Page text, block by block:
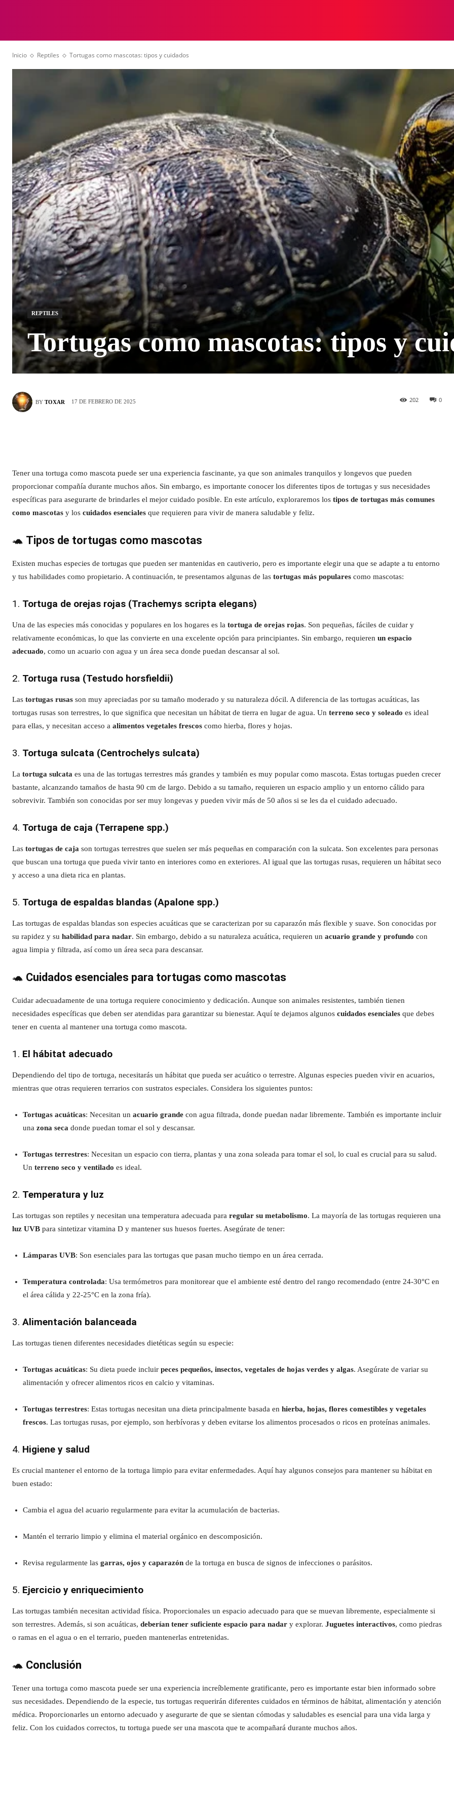
Inicio Reptiles Tortugas como mascotas: tipos y cuidados
REPTILES
Tortugas como mascotas: tipos y
BY TOXAR 17 DE FEBRERO DE 2025 0
202
Tener una tortuga como mascota puede ser una experiencia fascinante, ya que son animales tranquilos y longevos que pueden
proporcionar compañía durante muchos años. Sin embargo, es importante conocer los diferentes tipos de tortugas y sus necesidades
específicas para asegurarte de brindarles el mejor cuidado posible. En este artículo, exploraremos los tipos de tortugas más comunes
como mascotas y los cuidados esenciales que requieren para vivir de manera saludable y feliz.
🐢 Tipos de tortugas como mascotas
Existen muchas especies de tortugas que pueden ser mantenidas en cautiverio, pero es importante elegir una que se adapte a tu entorno
y tus habilidades como propietario. A continuación, te presentamos algunas de las tortugas más populares como mascotas:
1. Tortuga de orejas rojas (Trachemys scripta elegans)
Una de las especies más conocidas y populares en los hogares es la tortuga de orejas rojas. Son pequeñas, fáciles de cuidar y
relativamente económicas, lo que las convierte en una excelente opción para principiantes. Sin embargo, requieren un espacio
adecuado, como un acuario con agua y un área seca donde puedan descansar al sol.
2. Tortuga rusa (Testudo horsfieldii)
Las tortugas rusas son muy apreciadas por su tamaño moderado y su naturaleza dócil. A diferencia de las tortugas acuáticas, las
tortugas rusas son terrestres, lo que significa que necesitan un hábitat de tierra en lugar de agua. Un terreno seco y soleado es ideal
para ellas, y necesitan acceso a alimentos vegetales frescos como hierba, flores y hojas.
3. Tortuga sulcata (Centrochelys sulcata)
La tortuga sulcata es una de las tortugas terrestres más grandes y también es muy popular como mascota. Estas tortugas pueden crecer
bastante, alcanzando tamaños de hasta 90 cm de largo. Debido a su tamaño, requieren un espacio amplio y un entorno cálido para
sobrevivir. También son conocidas por ser muy longevas y pueden vivir más de 50 años si se les da el cuidado adecuado.
4. Tortuga de caja (Terrapene spp.)
Las tortugas de caja son tortugas terrestres que suelen ser más pequeñas en comparación con la sulcata. Son excelentes para personas
que buscan una tortuga que pueda vivir tanto en interiores como en exteriores. Al igual que las tortugas rusas, requieren un hábitat seco
y acceso a una dieta rica en plantas.
5. Tortuga de espaldas blandas (Apalone spp.)
Las tortugas de espaldas blandas son especies acuáticas que se caracterizan por su caparazón más flexible y suave. Son conocidas por
su rapidez y su habilidad para nadar. Sin embargo, debido a su naturaleza acuática, requieren un acuario grande y profundo con
agua limpia y filtrada, así como un área seca para descansar.
🐢 Cuidados esenciales para tortugas como mascotas
Cuidar adecuadamente de una tortuga requiere conocimiento y dedicación. Aunque son animales resistentes, también tienen
necesidades específicas que deben ser atendidas para garantizar su bienestar. Aquí te dejamos algunos cuidados esenciales que debes
tener en cuenta al mantener una tortuga como mascota.
1. El hábitat adecuado
Dependiendo del tipo de tortuga, necesitarás un hábitat que pueda ser acuático o terrestre. Algunas especies pueden vivir en acuarios,
mientras que otras requieren terrarios con sustratos especiales. Considera los siguientes puntos:
Tortugas acuáticas: Necesitan un acuario grande con agua filtrada, donde puedan nadar libremente. También es importante incluir
una zona seca donde puedan tomar el sol y descansar.
Tortugas terrestres: Necesitan un espacio con tierra, plantas y una zona soleada para tomar el sol, lo cual es crucial para su salud.
Un terreno seco y ventilado es ideal.
2. Temperatura y luz
Las tortugas son reptiles y necesitan una temperatura adecuada para regular su metabolismo. La mayoría de las tortugas requieren una
luz UVB para sintetizar vitamina D y mantener sus huesos fuertes. Asegúrate de tener:
Lámparas UVB: Son esenciales para las tortugas que pasan mucho tiempo en un área cerrada.
Temperatura controlada: Usa termómetros para monitorear que el ambiente esté dentro del rango recomendado (entre 24-30°C en
el área cálida y 22-25°C en la zona fría).
3. Alimentación balanceada
Las tortugas tienen diferentes necesidades dietéticas según su especie:
Tortugas acuáticas: Su dieta puede incluir peces pequeños, insectos, vegetales de hojas verdes y algas. Asegúrate de variar su
alimentación y ofrecer alimentos ricos en calcio y vitaminas.
Tortugas terrestres: Estas tortugas necesitan una dieta principalmente basada en hierba, hojas, flores comestibles y vegetales
frescos. Las tortugas rusas, por ejemplo, son herbívoras y deben evitarse los alimentos procesados o ricos en proteínas animales.
4. Higiene y salud
Es crucial mantener el entorno de la tortuga limpio para evitar enfermedades. Aquí hay algunos consejos para mantener su hábitat en
buen estado:
Cambia el agua del acuario regularmente para evitar la acumulación de bacterias.
Mantén el terrario limpio y elimina el material orgánico en descomposición.
Revisa regularmente las garras, ojos y caparazón de la tortuga en busca de signos de infecciones o parásitos.
5. Ejercicio y enriquecimiento
Las tortugas también necesitan actividad física. Proporcionales un espacio adecuado para que se muevan libremente, especialmente si
son terrestres. Además, si son acuáticas, deberían tener suficiente espacio para nadar y explorar. Juguetes interactivos, como piedras
o ramas en el agua o en el terrario, pueden mantenerlas entretenidas.
🐢 Conclusión
Tener una tortuga como mascota puede ser una experiencia increíblemente gratificante, pero es importante estar bien informado sobre
sus necesidades. Dependiendo de la especie, tus tortugas requerirán diferentes cuidados en términos de hábitat, alimentación y atención
médica. Proporcionarles un entorno adecuado y asegurarte de que se sientan cómodas y saludables es esencial para una vida larga y
feliz. Con los cuidados correctos, tu tortuga puede ser una mascota que te acompañará durante muchos años.